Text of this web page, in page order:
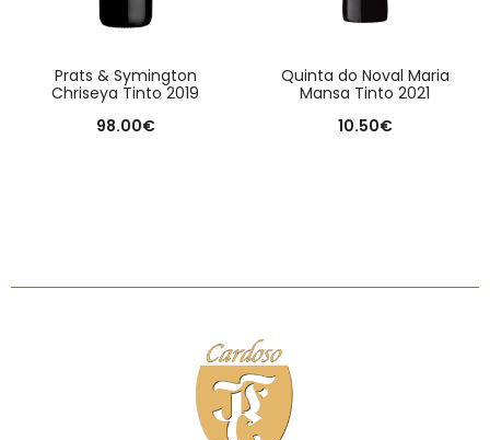
Prats & Symington
Chriseya Tinto 2019
98.00€
Quinta do Noval Maria
Mansa Tinto 2021
10.50€